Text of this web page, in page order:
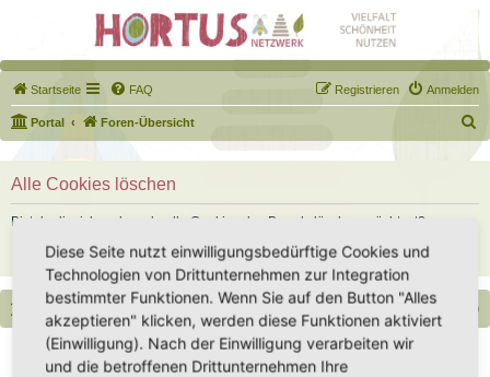
Startseite FAQ Anmelden
Registrieren
Portal Foren-Übersicht
u
Alle Cookies löschen
Bist du dir sicher, dass du alle Cookies des Boards löschen möchtest?
UTC+02:00
Copyright - Hortus-Netzwerk.de unterstützt durch phpBB
Impressum |Datenschutz|Datenschutz Social Media Nutzungsbedingungen
Diese Seite nutzt einwilligungsbedürftige Cookies und
Technologien von Drittunternehmen zur Integration
bestimmter Funktionen. Wenn Sie auf den Button "Alles
akzeptieren" klicken, werden diese Funktionen aktiviert
(Einwilligung). Nach der Einwilligung verarbeiten wir
und die betroffenen Drittunternehmen Ihre